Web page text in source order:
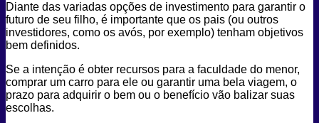
Diante das variadas opções de investimento para garantir o
futuro de seu filho, é importante que os pais (ou outros
investidores, como os avós, por exemplo) tenham objetivos
bem definidos.
Se a intenção é obter recursos para a faculdade do menor,
comprar um carro para ele ou garantir uma bela viagem, o
prazo para adquirir o bem ou o benefício vão balizar suas
escolhas.